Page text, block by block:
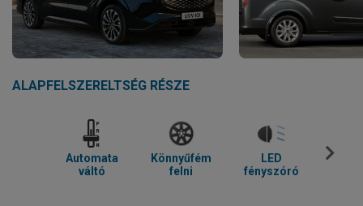
ALAPFELSZERELTSÉG RÉSZE
Automata
váltó
Könnyűfém
felni
LED
fényszóró